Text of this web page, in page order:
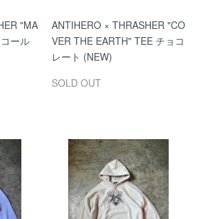
"MA
ール
ANTIHERO × THRASHER "CO
VER THE EARTH" TEE チョコ
レート (NEW)
SOLD OUT